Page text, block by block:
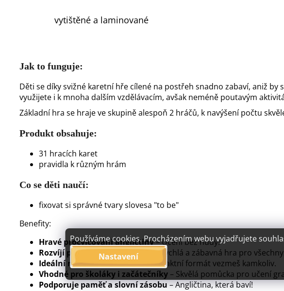
Používáme cookies. Procházením webu vyjadřujete
Nastavení
vytištěné a laminované
Jak to funguje:
Děti se díky svižné karetní hře cílené na postřeh snadno zabaví, aniž
využijete i k mnoha dalším vzdělávacím, avšak neméně poutavým
Základní hra se hraje ve skupině alespoň 2 hráčů, k navýšení počtu
Produkt obsahuje:
31 hracích karet
pravidla k různým hrám
Co se děti naučí:
fixovat si správné tvary slovesa "to be"
Benefity:
Hravé procvičování angličtiny– Učení bez nudy!
Rozvíjí postřeh a koncentraci– Rychlá a zábavná hra pro
Ideální na cesty i do třídy– Kompaktní formát vezmeš kamkoliv.
Vhodné pro školáky i začátečníky – Skvělá pomůcka pro učení
Podporuje paměť a slovní zásobu– Angličtina, která baví!